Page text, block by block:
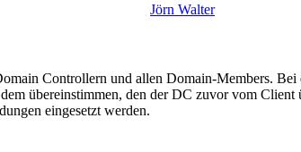
Jörn Walter
Controllern und allen Domain-Members.
übereinstimmen, den der DC zuvor vom
eingesetzt werden.